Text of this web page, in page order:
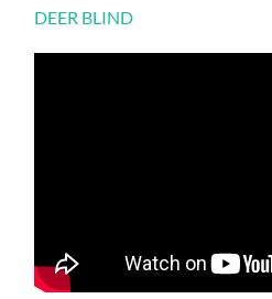
DEER BLIND